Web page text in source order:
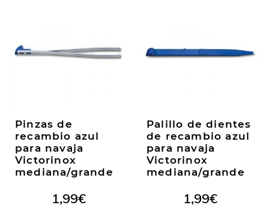
Pinzas de
recambio azul
para navaja
Victorinox
mediana/grande
1,99€
Palillo de dientes
de recambio azul
para navaja
Victorinox
mediana/grande
1,99€